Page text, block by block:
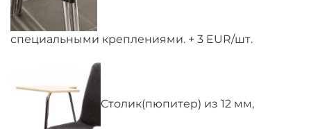
специальными креплениями. + 3 EUR/шт.
Столик(пюпитер) из 12 мм,